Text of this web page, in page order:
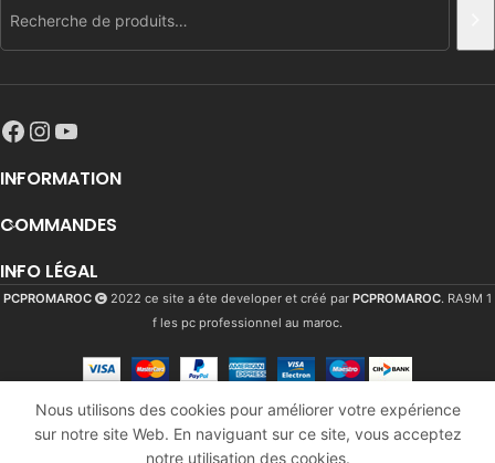
INFORMATION
COMMANDES
INFO LÉGAL
PCPROMAROC 2022 ce site a éte developer et créé par PCPROMAROC. RA9M 1
f les pc professionnel au maroc.
Nous utilisons des cookies pour améliorer votre expérience
sur notre site Web. En naviguant sur ce site, vous acceptez
notre utilisation des cookies.
Fractal
Design 3251Dhs
En